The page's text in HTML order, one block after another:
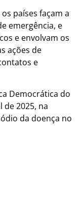
países façam a
emergência, e
e envolvam os
ações de
e
Democrática do
2025, na
da doença no